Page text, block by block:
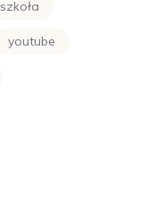
szkoła
youtube